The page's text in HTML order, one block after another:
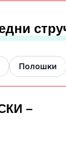
Полошки
–